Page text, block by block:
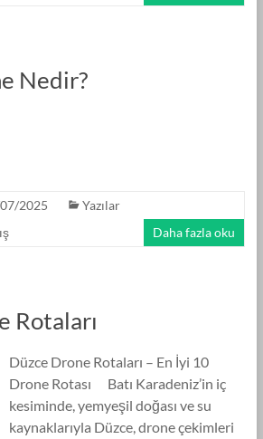
Nedir?
2025
Yazılar
Daha fazla oku
Rotaları
Düzce Drone Rotaları – En İyi 10
Drone Rotası Batı Karadeniz’in iç
kesiminde, yemyeşil doğası ve su
kaynaklarıyla Düzce, drone çekimleri